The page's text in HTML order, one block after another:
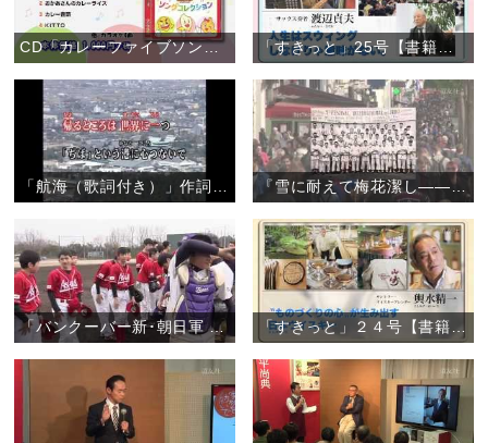
CD「カレーファイブソングコレクション」
「航海（歌詞付き）」作詞作曲:孤馬寛 『雪に耐えて梅花潔し――フランス柔道の父・粟津正蔵と天理教二代真柱・中山正善』【書籍案内】
「バンクーバー新･朝日軍 〝天理の中学生と白球を通して交流を〟」 「すきっと」２４号【書籍案内】